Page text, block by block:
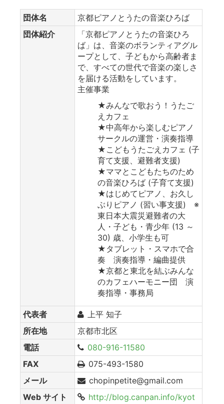
団体名
京都ピアノとうたの音楽ひろば
団体紹介
「京都ピアノとうたの音楽ひろ
ば」は、音楽のボランティアグル
ープとして、子どもから高齢者ま
で、すべての世代で音楽の楽しさ
を届ける活動をしています。
主催事業
★みんなで歌おう！うたご
えカフェ
★中高年から楽しむピアノ
サークルの運営・演奏指導
★こどもうたごえカフェ (子
育て支援、避難者支援)
★ママとこどもたちのため
の音楽ひろば (子育て支援)
★はじめてピアノ、お久し
ぶりピアノ (習い事支援) ※
東日本大震災避難者の大
人・子ども・青少年 (13 ～
30) 歳、小学生も可
★タブレット・スマホで合
奏 演奏指導・編曲提供
★京都と東北を結ぶみんな
のカフェハーモニー団 演
奏指導・事務局
代表者
上平 知子
所在地
京都市北区
電話
080-916-11580
FAX
075-493-1580
メール
chopinpetite@gmail.com
Web サイト
http://blog.canpan.info/kyot